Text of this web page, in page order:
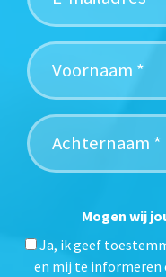
Mogen wij
Ja, ik geef
en mij te informeren